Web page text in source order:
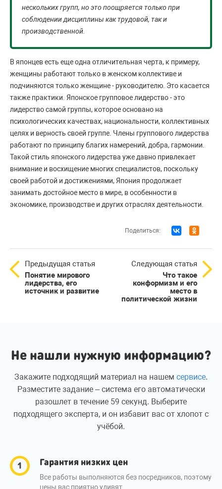
нескольких групп, но это поощряется только при
соблюдении дисциплины как трудовой, так и
производственной.
В японцев есть еще одна отличительная черта, к примеру,
женщины работают только в женском коллективе и
подчиняются только женщине - руководителю. Это касается
также практики. Японское групповое лидерство - это
лидерство самой группы, которое основано на
психологических качествах, национальности, коллективных
целях и верность своей группе. Члены группового лидерства
работают по принципу благих намерений, добра, гармонии.
Такой стиль японского лидерства уже давно привлекает
внимание и восхищение многих специалистов, поскольку
своей работой и достижениями, Япония продолжает
занимать достойное место в мире, в особенности в
экономике, производстве и других отраслях деятельности.
Поделиться:
Предыдущая статья
Понятие мирового
лидерства, его
источник и развитие
Следующая статья
Что такое
конформизм и его
место в
политической жизни
Не нашли нужную информацию?
Закажите подходящий материал на нашем сервисе.
Разместите задание – система его автоматически
разошлет в течение 59 секунд. Выберите
подходящего эксперта, и он избавит вас от хлопот с
учёбой.
Гарантия низких цен
Все работы выполняются без посредников, поэтому
цены вас приятно удивят.